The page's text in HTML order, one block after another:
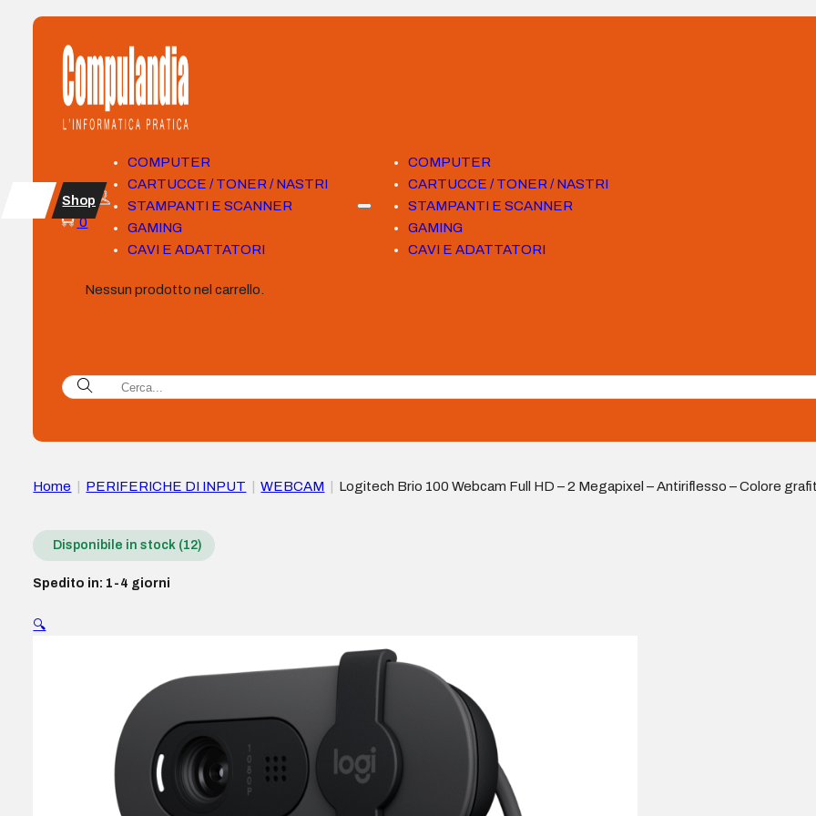
COMPUTER
CARTUCCE / TONER / NASTRI
STAMPANTI E SCANNER
GAMING
CAVI E ADATTATORI
COMPUTER
CARTUCCE / TONER / NASTRI
STAMPANTI E SCANNER
GAMING
CAVI E ADATTATORI
Shop
0
Nessun prodotto nel carrello.
Home PERIFERICHE DI INPUT WEBCAM Logitech Brio 100 Webcam Full HD – 2 Megapixel – Antiriflesso – Colore
Disponibile in stock (12)
Spedito in: 1-4 giorni
🔍